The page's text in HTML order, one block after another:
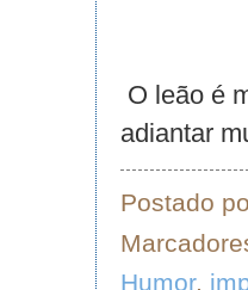
O leão é
adiantar
Postado
Humor,